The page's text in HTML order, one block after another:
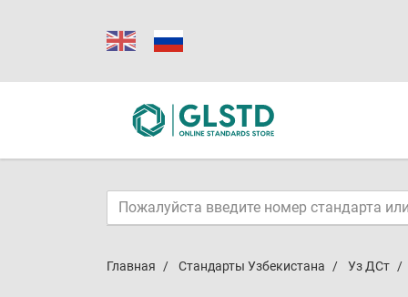
Главная Стандарты Узбекистана Уз ДСт